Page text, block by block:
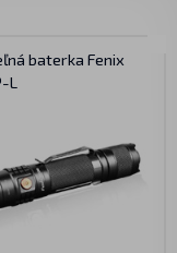
baterka Fenix
L